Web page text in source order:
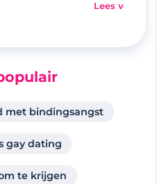
Lees verder
met bindingsangst
gay dating
te krijgen